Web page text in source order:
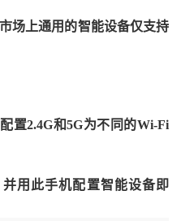
场上通用的智能设备仅支持
置2.4G和5G为不同的Wi-Fi
用此手机配置智能设备即